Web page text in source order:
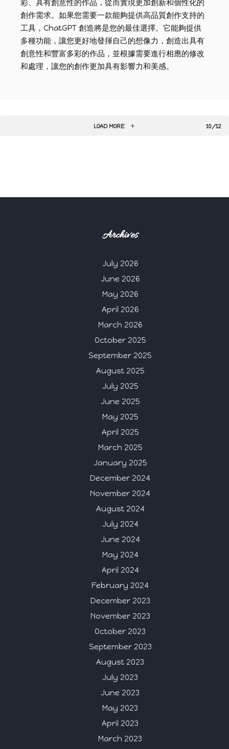
彩、具有創意性的作品，從而實現更加創新和個性化的
創作需求。如果您需要一款能夠提供高品質創作支持的
工具，ChatGPT 創造將是您的最佳選擇。它能夠提供
多種功能，讓您更好地發揮自己的想像力，創造出具有
創意性和豐富多彩的作品，並根據需要進行相應的修改
和處理，讓您的創作更加具有影響力和美感。
LOAD MORE 10/12
Archives
July 2026
June 2026
May 2026
April 2026
March 2026
October 2025
September 2025
August 2025
July 2025
June 2025
May 2025
April 2025
March 2025
January 2025
December 2024
November 2024
August 2024
July 2024
June 2024
May 2024
April 2024
February 2024
December 2023
November 2023
October 2023
September 2023
August 2023
July 2023
June 2023
May 2023
April 2023
March 2023